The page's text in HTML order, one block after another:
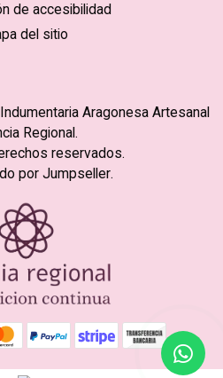
de accesibilidad
del sitio
Aragonesa Artesanal
Regional.
reservados.
por Jumpseller.